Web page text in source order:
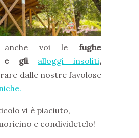
anche voi le fughe
e gli alloggi insoliti,
dalle nostre favolose
vi è piaciuto,
e condividetelo!